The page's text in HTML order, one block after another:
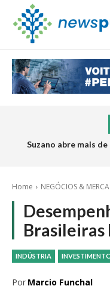
Suzano abre mais
Home NEGÓCIOS &
Brasileiras
INDÚSTRIA
Por Marcio Funchal